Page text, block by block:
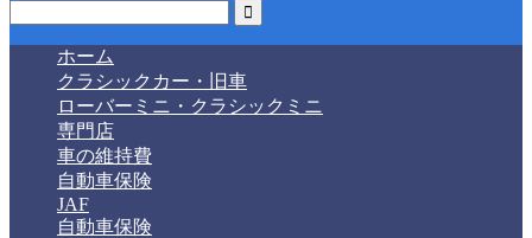
ホーム
クラシックカー・旧車
ローバーミニ・クラシックミニ
専門店
車の維持費
自動車保険
JAF
自動車保険